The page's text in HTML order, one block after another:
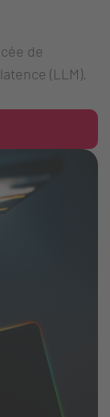
de
(LLM).